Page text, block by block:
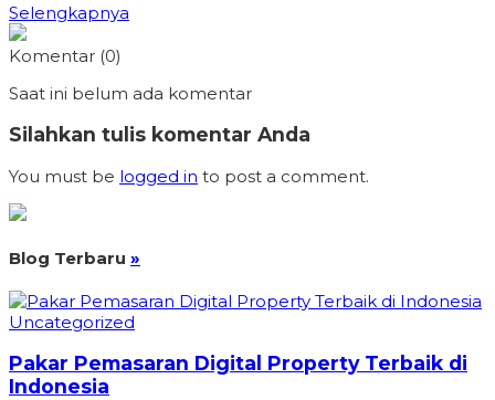
Selengkapnya
Komentar (0)
Saat ini belum ada komentar
Silahkan tulis komentar Anda
You must be logged in to post a comment.
Blog Terbaru »
Uncategorized
Pakar Pemasaran Digital Property Terbaik di
Indonesia